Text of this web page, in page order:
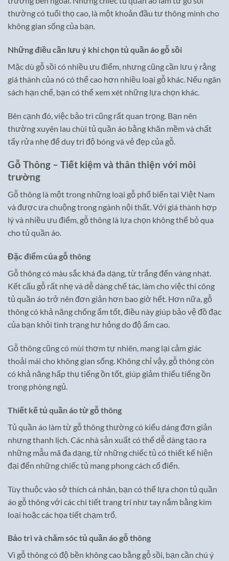
thường có tuổi thọ cao, là một khoản đầu tư thông minh cho
không gian sống của bạn.
Những điều cần lưu ý khi chọn tủ quần áo gỗ sồi
Mặc dù gỗ sồi có nhiều ưu điểm, nhưng cũng cần lưu ý rằng
giá thành của nó có thể cao hơn nhiều loại gỗ khác. Nếu ngân
sách hạn chế, bạn có thể xem xét những lựa chọn khác.
Bên cạnh đó, việc bảo trì cũng rất quan trọng. Bạn nên
thường xuyên lau chùi tủ quần áo bằng khăn mềm và chất
tẩy rửa nhẹ để duy trì độ bóng và vẻ đẹp của gỗ.
Gỗ Thông – Tiết kiệm và thân thiện với môi
trường
Gỗ thông là một trong những loại gỗ phổ biến tại Việt Nam
và được ưa chuộng trong ngành nội thất. Với giá thành hợp
lý và nhiều ưu điểm, gỗ thông là lựa chọn không thể bỏ qua
cho tủ quần áo.
Đặc điểm của gỗ thông
Gỗ thông có màu sắc khá đa dạng, từ trắng đến vàng nhạt.
Kết cấu gỗ rất nhẹ và dễ dàng chế tác, làm cho việc thi công
tủ quần áo trở nên đơn giản hơn bao giờ hết. Hơn nữa, gỗ
thông có khả năng chống ẩm tốt, điều này giúp bảo vệ đồ đạc
của bạn khỏi tình trạng hư hỏng do độ ẩm cao.
Gỗ thông cũng có mùi thơm tự nhiên, mang lại cảm giác
thoải mái cho không gian sống. Không chỉ vậy, gỗ thông còn
có khả năng hấp thụ tiếng ồn tốt, giúp giảm thiểu tiếng ồn
trong phòng ngủ.
Thiết kế tủ quần áo từ gỗ thông
Tủ quần áo làm từ gỗ thông thường có kiểu dáng đơn giản
nhưng thanh lịch. Các nhà sản xuất có thể dễ dàng tạo ra
những mẫu mã đa dạng, từ những chiếc tủ có thiết kế hiện
đại đến những chiếc tủ mang phong cách cổ điển.
Tùy thuộc vào sở thích cá nhân, bạn có thể lựa chọn tủ quần
áo gỗ thông với các chi tiết trang trí như tay nắm bằng kim
loại hoặc các họa tiết chạm trổ.
Bảo trì và chăm sóc tủ quần áo gỗ thông
Vì gỗ thông có độ bền không cao bằng gỗ sồi, bạn cần chú ý